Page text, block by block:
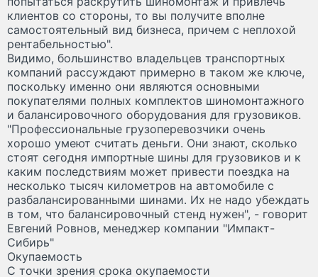
клиентов со стороны, то вы получите вполне
самостоятельный вид бизнеса, причем с неплохой
рентабельностью".
Видимо, большинство владельцев транспортных
компаний рассуждают примерно в таком же ключе,
поскольку именно они являются основными
покупателями полных комплектов шиномонтажного
и балансировочного оборудования для грузовиков.
"Профессиональные грузоперевозчики очень
хорошо умеют считать деньги. Они знают, сколько
стоят сегодня импортные шины для грузовиков и к
каким последствиям может привести поездка на
несколько тысяч километров на автомобиле с
разбалансированными шинами. Их не надо убеждать
в том, что балансировочный стенд нужен", - говорит
Евгений Ровнов, менеджер компании "Импакт-
Сибирь"
Окупаемость
С точки зрения срока окупаемости